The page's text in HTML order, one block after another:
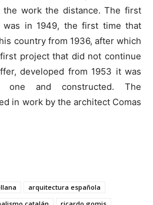
the work the distance. The first
in 1949, the first time that
country from 1936, after which
project that did not continue
developed from 1953 it was
one and constructed. The
in work by the architect Comas
arquitectura española